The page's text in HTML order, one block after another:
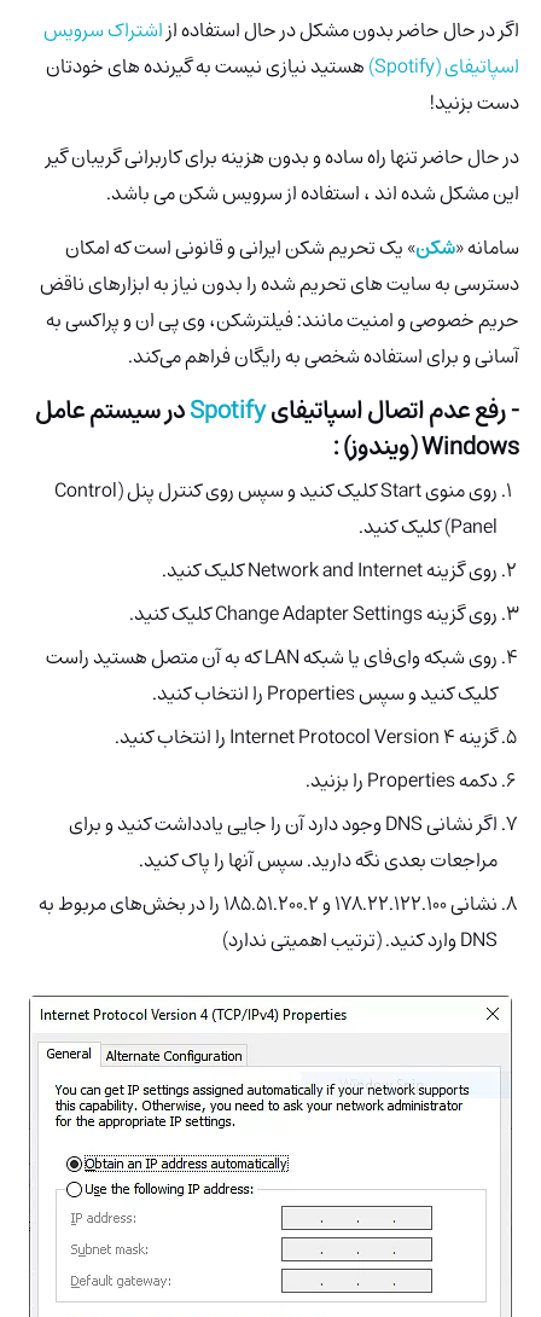
اگر در حال حاضر بدون مشکل در حال استفاده ازاشتراک سرویس
اسپاتیفای (Spotify)
هستید نیازی نیست به گیرنده های خودتان
دست بزنید!
در حال حاضر تنها راه ساده و بدون هزینه برای کاربرانی گریبان گیر
این مشکل شده اند ، استفاده از سرویس شکن می باشد.
سامانه «شکن» یک تحریم شکن ایرانی و قانونی است که امکان
دسترسی به سایت های تحریم شده را بدون نیاز به ابزارهای ناقض
حریم خصوصی و امنیت مانند: فیلترشکن، وی پی ان و پراکسی به
آسانی و برای استفاده شخصی به رایگان فراهم می‌کند.
- رفع عدم اتصال اسپاتیفایSpotifyدر سیستم عامل
Windows (ویندوز) :
روی منوی Start کلیک کنید و سپس روی کنترل پنل (Control
Panel) کلیک کنید.
روی گزینه Network and Internet کلیک کنید.
روی گزینه Change Adapter Settings کلیک کنید.
روی شبکه وای‌فای یا شبکه LAN که به آن متصل هستید راست
کلیک کنید و سپس Properties را انتخاب کنید.
گزینه Internet Protocol Version 4 را انتخاب کنید.
دکمه Properties را بزنید.
اگر نشانی DNS وجود دارد آن را جایی یادداشت کنید و برای
مراجعات بعدی نگه دارید. سپس آنها را پاک کنید.
نشانی 178.22.122.100 و 185.51.200.2 را در بخش‌های مربوط به
DNS وارد کنید. (ترتیب اهمیتی ندارد)